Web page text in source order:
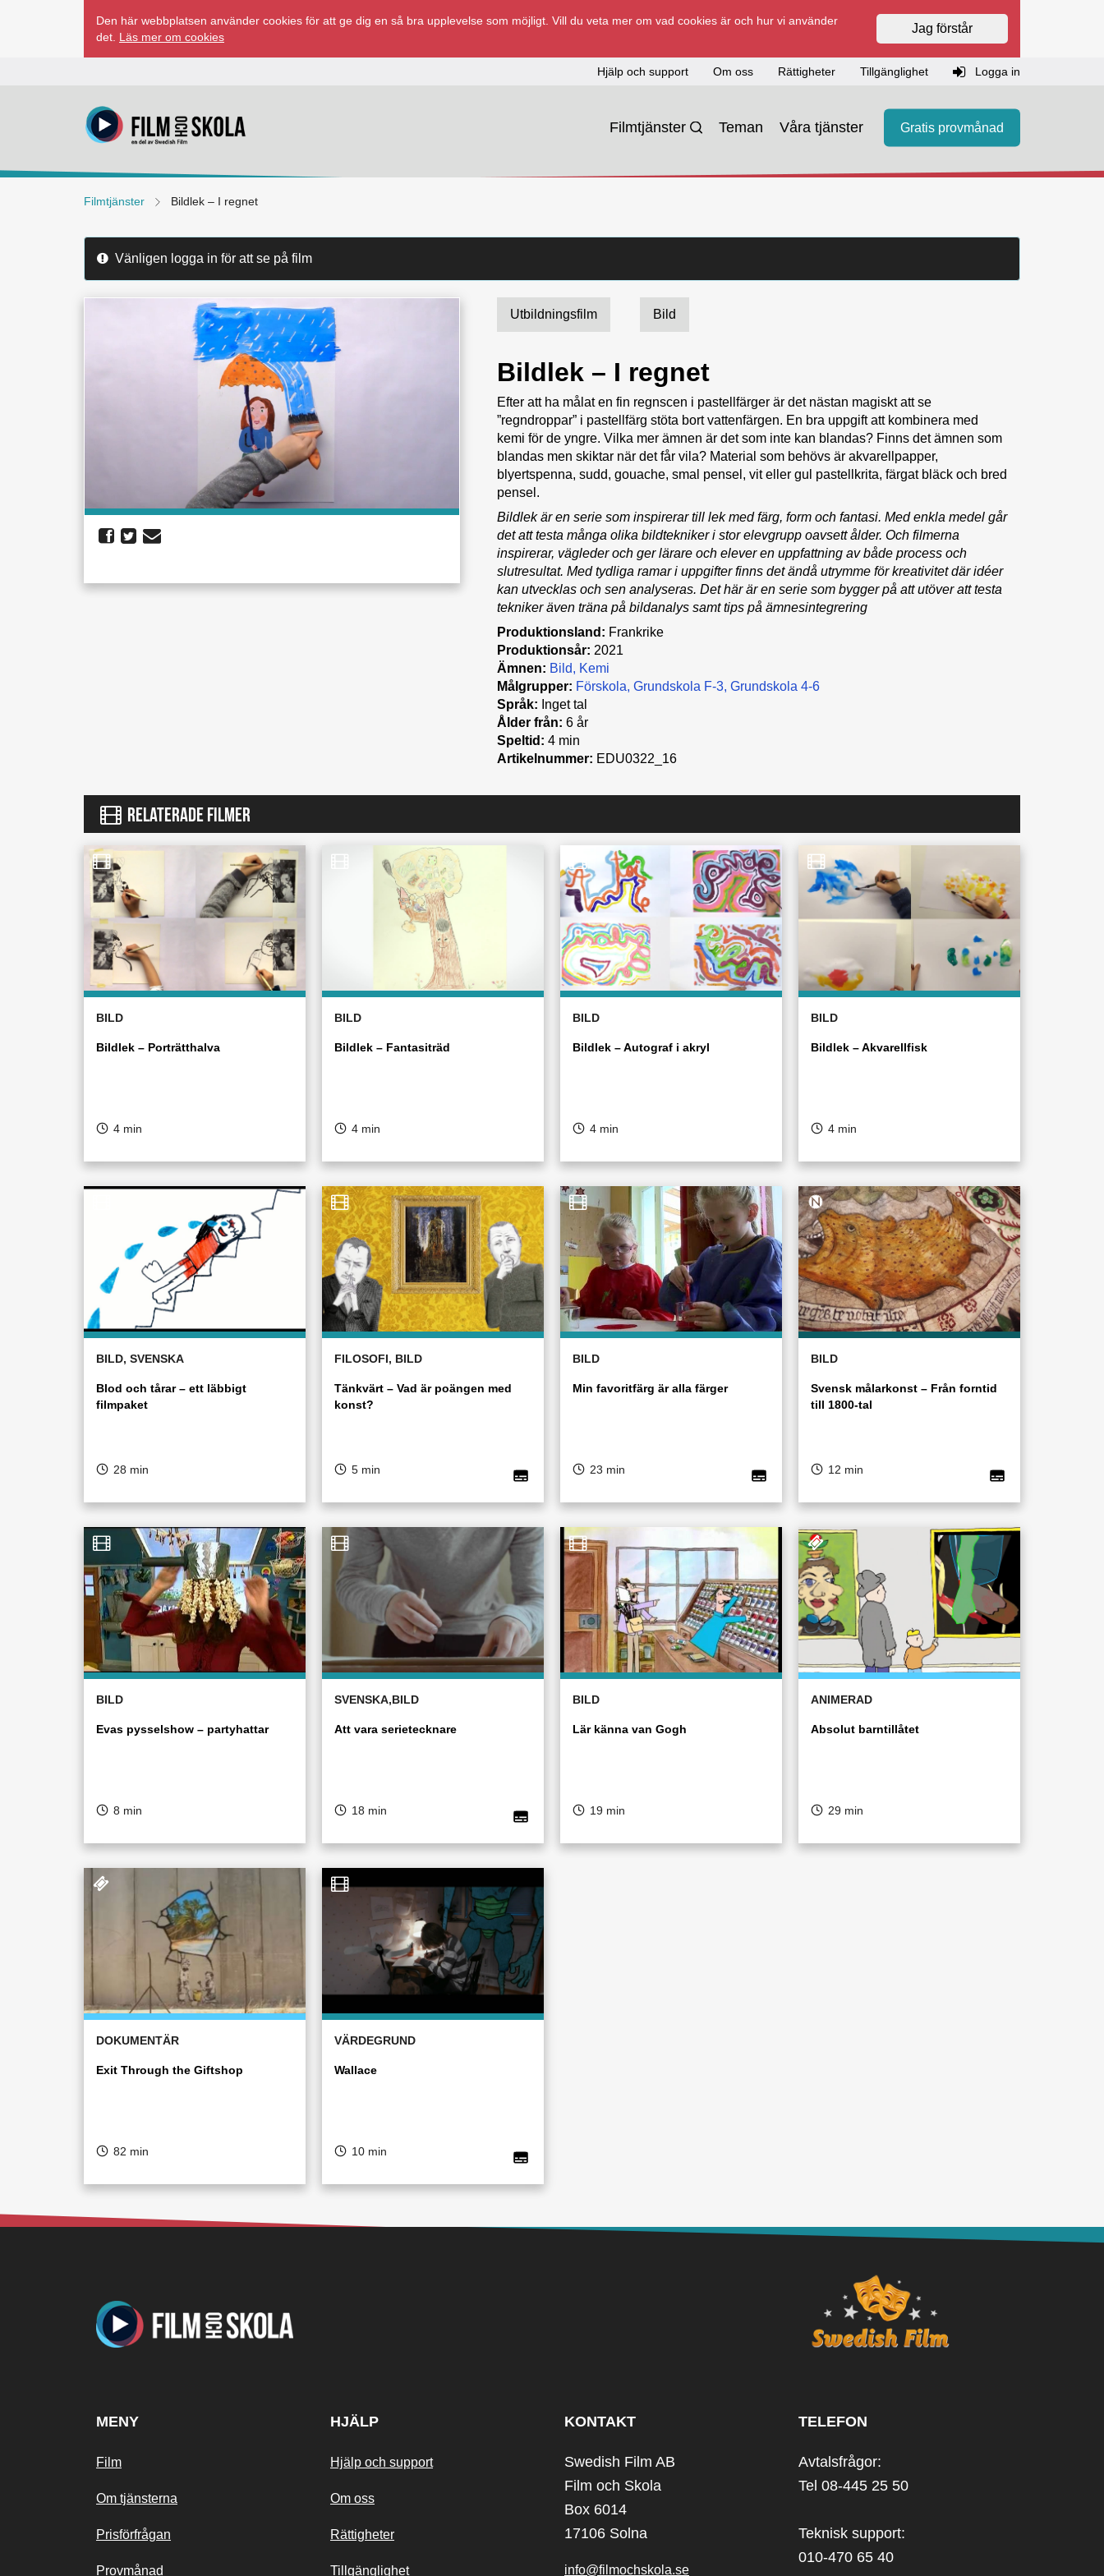
Den här webbplatsen använder cookies för att ge dig en så bra upplevelse som möjligt. Vill du veta mer om vad cookies är och hur vi använder
det. Läs mer om cookies
Jag förstår
Hjälp och support Om oss Rättigheter Tillgänglighet Logga in
Filmtjänster Teman Våra tjänster Gratis provmånad
Filmtjänster Bildlek – I regnet
Vänligen logga in för att se på film
Utbildningsfilm Bild
Bildlek – I regnet
Efter att ha målat en fin regnscen i pastellfärger är det nästan magiskt att se
”regndroppar” i pastellfärg stöta bort vattenfärgen. En bra uppgift att kombinera med
kemi för de yngre. Vilka mer ämnen är det som inte kan blandas? Finns det ämnen som
blandas men skiktar när det får vila? Material som behövs är akvarellpapper,
blyertspenna, sudd, gouache, smal pensel, vit eller gul pastellkrita, färgat bläck och bred
pensel.
Bildlek är en serie som inspirerar till lek med färg, form och fantasi. Med enkla medel går
det att testa många olika bildtekniker i stor elevgrupp oavsett ålder. Och filmerna
inspirerar, vägleder och ger lärare och elever en uppfattning av både process och
slutresultat. Med tydliga ramar i uppgifter finns det ändå utrymme för kreativitet där idéer
kan utvecklas och sen analyseras. Det här är en serie som bygger på att utöver att testa
tekniker även träna på bildanalys samt tips på ämnesintegrering
Produktionsland: Frankrike
Produktionsår: 2021
Ämnen: Bild
Kemi
Målgrupper: Förskola Grundskola F-3 Grundskola 4-6
Språk: Inget tal
Ålder från: 6 år
Speltid: 4 min
Artikelnummer: EDU0322_16
RELATERADE FILMER
BILD
Bildlek – Porträtthalva
4 min
BILD
Bildlek – Fantasiträd
4 min
BILD
Bildlek – Autograf i akryl
4 min
BILD
Bildlek – Akvarellfisk
4 min
BILD, SVENSKA
Blod och tårar – ett läbbigt
filmpaket
28 min
FILOSOFI, BILD
Tänkvärt – Vad är poängen med
konst?
5 min
BILD
Min favoritfärg är alla färger
23 min
BILD
Svensk målarkonst – Från forntid
till 1800-tal
12 min
BILD
Evas pysselshow – partyhattar
8 min
SVENSKA,BILD
Att vara serietecknare
18 min
BILD
Lär känna van Gogh
19 min
ANIMERAD
Absolut barntillåtet
29 min
DOKUMENTÄR
Exit Through the Giftshop
82 min
VÄRDEGRUND
Wallace
10 min
MENY
Film
Om tjänsterna
Prisförfrågan
Provmånad
HJÄLP
Hjälp och support
Om oss
Rättigheter
Tillgänglighet
KONTAKT
Swedish Film AB
Film och Skola
Box 6014
17106 Solna
info@filmochskola.se
TELEFON
Avtalsfrågor:
Tel 08-445 25 50
Teknisk support:
010-470 65 40